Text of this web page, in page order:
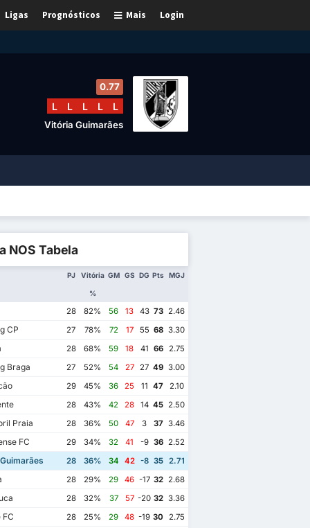
Login
Mais
Prognósticos
Ligas
0.77
L L L L L
Vitória Guimarães
NOS Tabela
PJ Vitória
%
GM GS DG Pts MGJ
28 82% 56 13 43 73 2.46
CP 27 78% 72 17 55 68 3.30
28 68% 59 18 41 66 2.75
Braga 27 52% 54 27 27 49 3.00
29 45% 36 25 11 47
2.10
28 43% 42 28 14 45 2.50
Praia 28 36% 50 47 3 37 3.46
FC 29 34% 32 41 -9 36 2.52
28 36% 34 42 -8 35 2.71
28 29% 29 46 -17 32 2.68
28 32% 37 57 -20 32 3.36
FC 28 25% 29 48 -19 30 2.75